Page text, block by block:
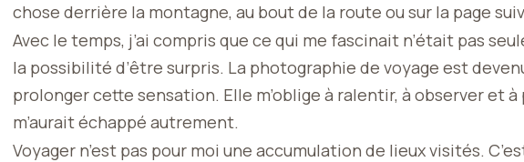
chose derrière la montagne, au bout de la route ou sur la page
Avec le temps, j’ai compris que ce qui me fascinait n’était pas
la possibilité d’être surpris. La photographie de voyage est
prolonger cette sensation. Elle m’oblige à ralentir, à observer et
m’aurait échappé autrement.
Voyager n’est pas pour moi une accumulation de lieux visités.